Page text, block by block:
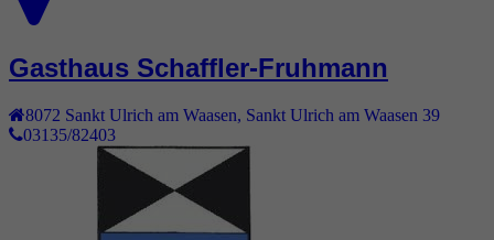
Gasthaus Schaffler-Fruhmann
8072 Sankt Ulrich am Waasen
Sankt Ulrich am Waasen 39
03135/82403